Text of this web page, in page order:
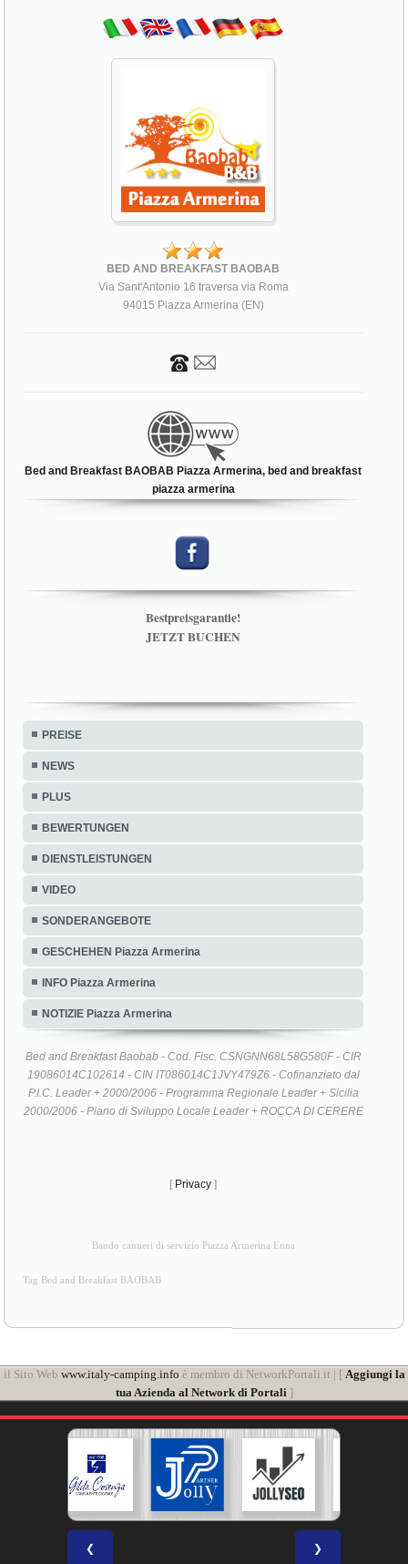
BED AND BREAKFAST BAOBAB
Via Sant'Antonio 16 traversa via Roma
94015 Piazza Armerina (EN)
Bed and Breakfast BAOBAB Piazza Armerina, bed and breakfast
piazza armerina
Bestpreisgarantie!
JETZT BUCHEN
PREISE
NEWS
PLUS
BEWERTUNGEN
DIENSTLEISTUNGEN
VIDEO
SONDERANGEBOTE
GESCHEHEN Piazza Armerina
INFO Piazza Armerina
NOTIZIE Piazza Armerina
Bed and Breakfast Baobab - Cod. Fisc. CSNGNN68L58G580F - CIR
19086014C102614 - CIN IT086014C1JVY479Z6 - Cofinanziato dal
P.I.C. Leader + 2000/2006 - Programma Regionale Leader + Sicilia
2000/2006 - Piano di Sviluppo Locale Leader + ROCCA DI CERERE
[ Privacy ]
Bando cantieri di servizio Piazza Armerina Enna
Tag Bed and Breakfast BAOBAB
il Sito Web www.italy-camping.info è membro di NetworkPortali.it | [ Aggiungi la
tua Azienda al Network di Portali ]
❮ ❯